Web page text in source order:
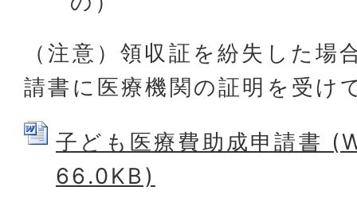
（注意）領収証を紛失した場
請書に医療機関の証明を受け
子ども医療費助成申請書
66.0KB)